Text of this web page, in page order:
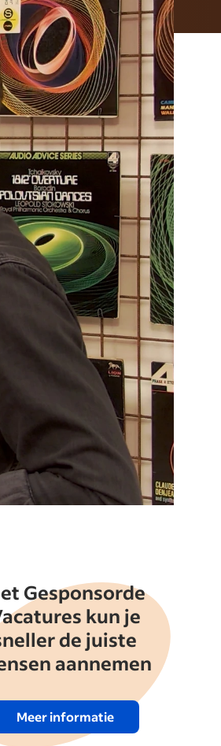
Gesponsorde
kun je
de juiste
aannemen
Meer informatie